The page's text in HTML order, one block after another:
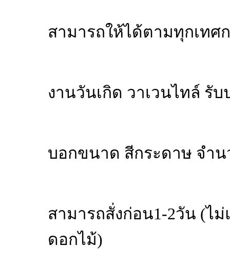
สามารถให้ได้ตามทุกเทศ
งานวันเกิด วาเวนไทล์ รั
บอกขนาด สีกระดาษ จำน
สามารถสั่งก่อน1-2วัน (ไ
ดอกไม้)